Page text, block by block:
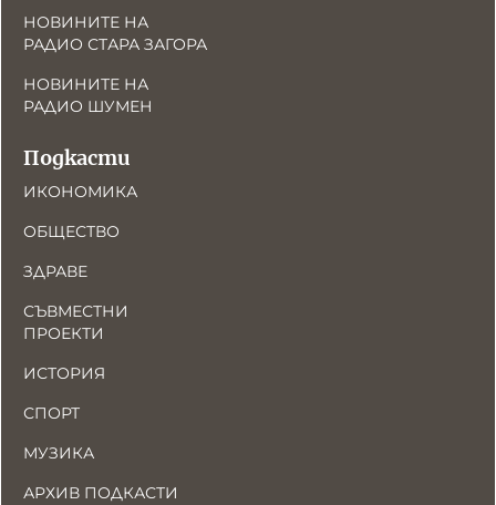
НОВИНИТЕ НА
РАДИО СТАРА ЗАГОРА
НОВИНИТЕ НА
РАДИО ШУМЕН
Подкасти
ИКОНОМИКА
ОБЩЕСТВО
ЗДРАВЕ
СЪВМЕСТНИ
ПРОЕКТИ
ИСТОРИЯ
СПОРТ
МУЗИКА
АРХИВ ПОДКАСТИ